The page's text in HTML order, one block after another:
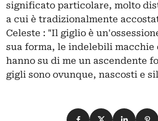
significato particolare, molto
a cui è tradizionalmente
Celeste : "Il giglio è
sua forma, le indelebili macchie
hanno su di me un ascendente
gigli sono ovunque, nascosti e
Condividi su
Condividi su X
Condividi